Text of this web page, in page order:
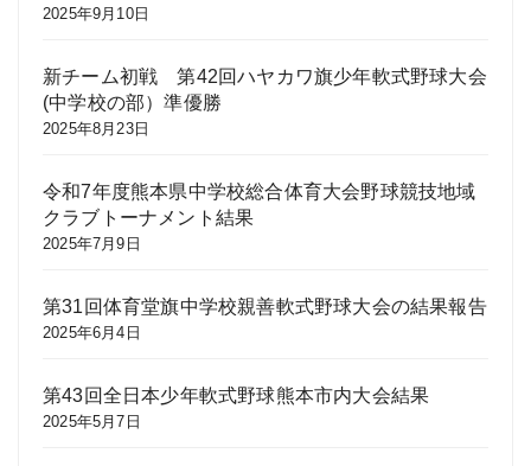
2025年9月10日
新チーム初戦 第42回ハヤカワ旗少年軟式野球大会
(中学校の部）準優勝
2025年8月23日
令和7年度熊本県中学校総合体育大会野球競技地域
クラブトーナメント結果
2025年7月9日
第31回体育堂旗中学校親善軟式野球大会の結果報告
2025年6月4日
第43回全日本少年軟式野球熊本市内大会結果
2025年5月7日